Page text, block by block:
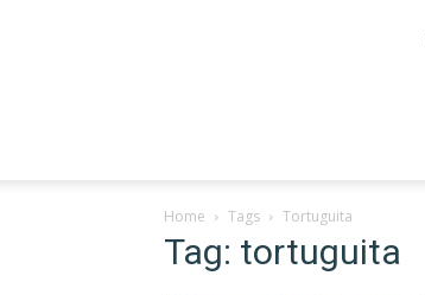
Home Tags Tortuguita
Tag: tortuguita